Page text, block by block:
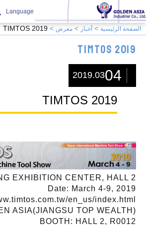
Language
الصفحة الرئيسية أخبار معرض TIMTOS 2019
TIMTOS 2019
04
2019.03
TIMTOS 2019
EXHIBITION CENTER, HALL 2
Date: March 4-9, 2019
en_us/index.html
ASIA(JIANGSU TOP WEALTH)
BOOTH: HALL 2, R0012